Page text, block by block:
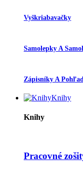
Vyškriabavačky
Samolepky A
Zápisníky A
Knihy
Knihy
Pracovné